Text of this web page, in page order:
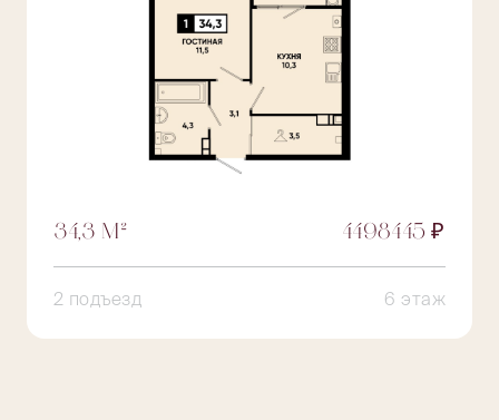
34,3 М² 4498445 ₽
2 подъезд 6 этаж